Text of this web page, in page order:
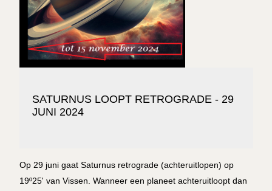
SATURNUS LOOPT RETROGRADE - 29
JUNI 2024
Op 29 juni gaat Saturnus retrograde (achteruitlopen) op
19º25' van Vissen. Wanneer een planeet achteruitloopt dan